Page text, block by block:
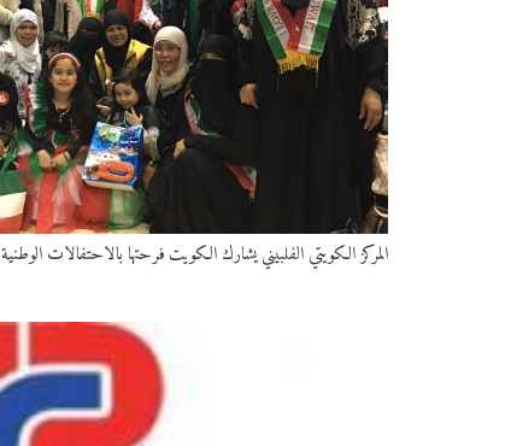
المركز الكويتي الفلبيني يشارك الكويت فرحتها بالاحتفالات الوطنية